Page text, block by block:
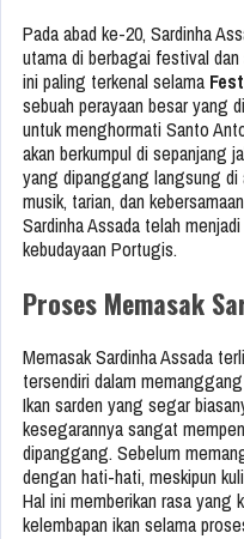
Pada abad ke-20, Sardinha
utama di berbagai festival
ini paling terkenal selama
sebuah perayaan besar yang
untuk menghormati Santo
akan berkumpul di sepanjang
yang dipanggang langsung di
musik, tarian, dan
Sardinha Assada telah
kebudayaan Portugis.
Proses Memasak
Memasak Sardinha Assada
tersendiri dalam
Ikan sarden yang segar
kesegarannya sangat
dipanggang. Sebelum
dengan hati-hati, meskipun
Hal ini memberikan rasa yang
kelembapan ikan selama